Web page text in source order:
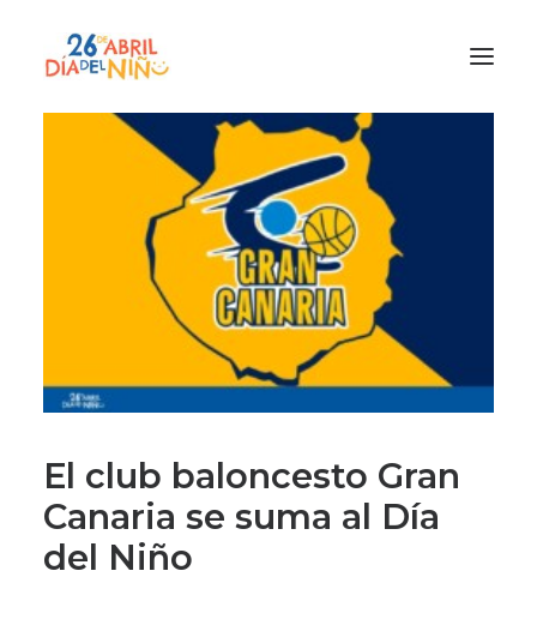
¿Qué es el Día del Niño?
¿Cómo lo vamos a celebrar?
Participa con tu cole
Promocion
El club baloncesto Gran
Canaria se suma al Día
del Niño